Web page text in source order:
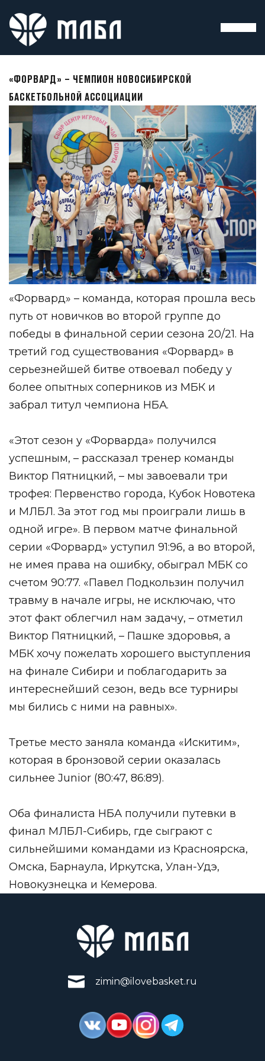
«ФОРВАРД» – ЧЕМПИОН НОВОСИБИРСКОЙ
БАСКЕТБОЛЬНОЙ АССОЦИАЦИИ
«Форвард» – команда, которая прошла весь
путь от новичков во второй группе до
победы в финальной серии сезона 20/21. На
третий год существования «Форвард» в
серьезнейшей битве отвоевал победу у
более опытных соперников из МБК и
забрал титул чемпиона НБА.
«Этот сезон у «Форварда» получился
успешным, – рассказал тренер команды
Виктор Пятницкий, – мы завоевали три
трофея: Первенство города, Кубок Новотека
и МЛБЛ. За этот год мы проиграли лишь в
одной игре». В первом матче финальной
серии «Форвард» уступил 91:96, а во второй,
не имея права на ошибку, обыграл МБК со
счетом 90:77. «Павел Подкользин получил
травму в начале игры, не исключаю, что
этот факт облегчил нам задачу, – отметил
Виктор Пятницкий, – Пашке здоровья, а
МБК хочу пожелать хорошего выступления
на финале Сибири и поблагодарить за
интереснейший сезон, ведь все турниры
мы бились с ними на равных».
Третье место заняла команда «Искитим»,
которая в бронзовой серии оказалась
сильнее Junior (80:47, 86:89).
Оба финалиста НБА получили путевки в
финал МЛБЛ-Сибирь, где сыграют с
сильнейшими командами из Красноярска,
Омска, Барнаула, Иркутска, Улан-Удэ,
Новокузнецка и Кемерова.
zimin@ilovebasket.ru